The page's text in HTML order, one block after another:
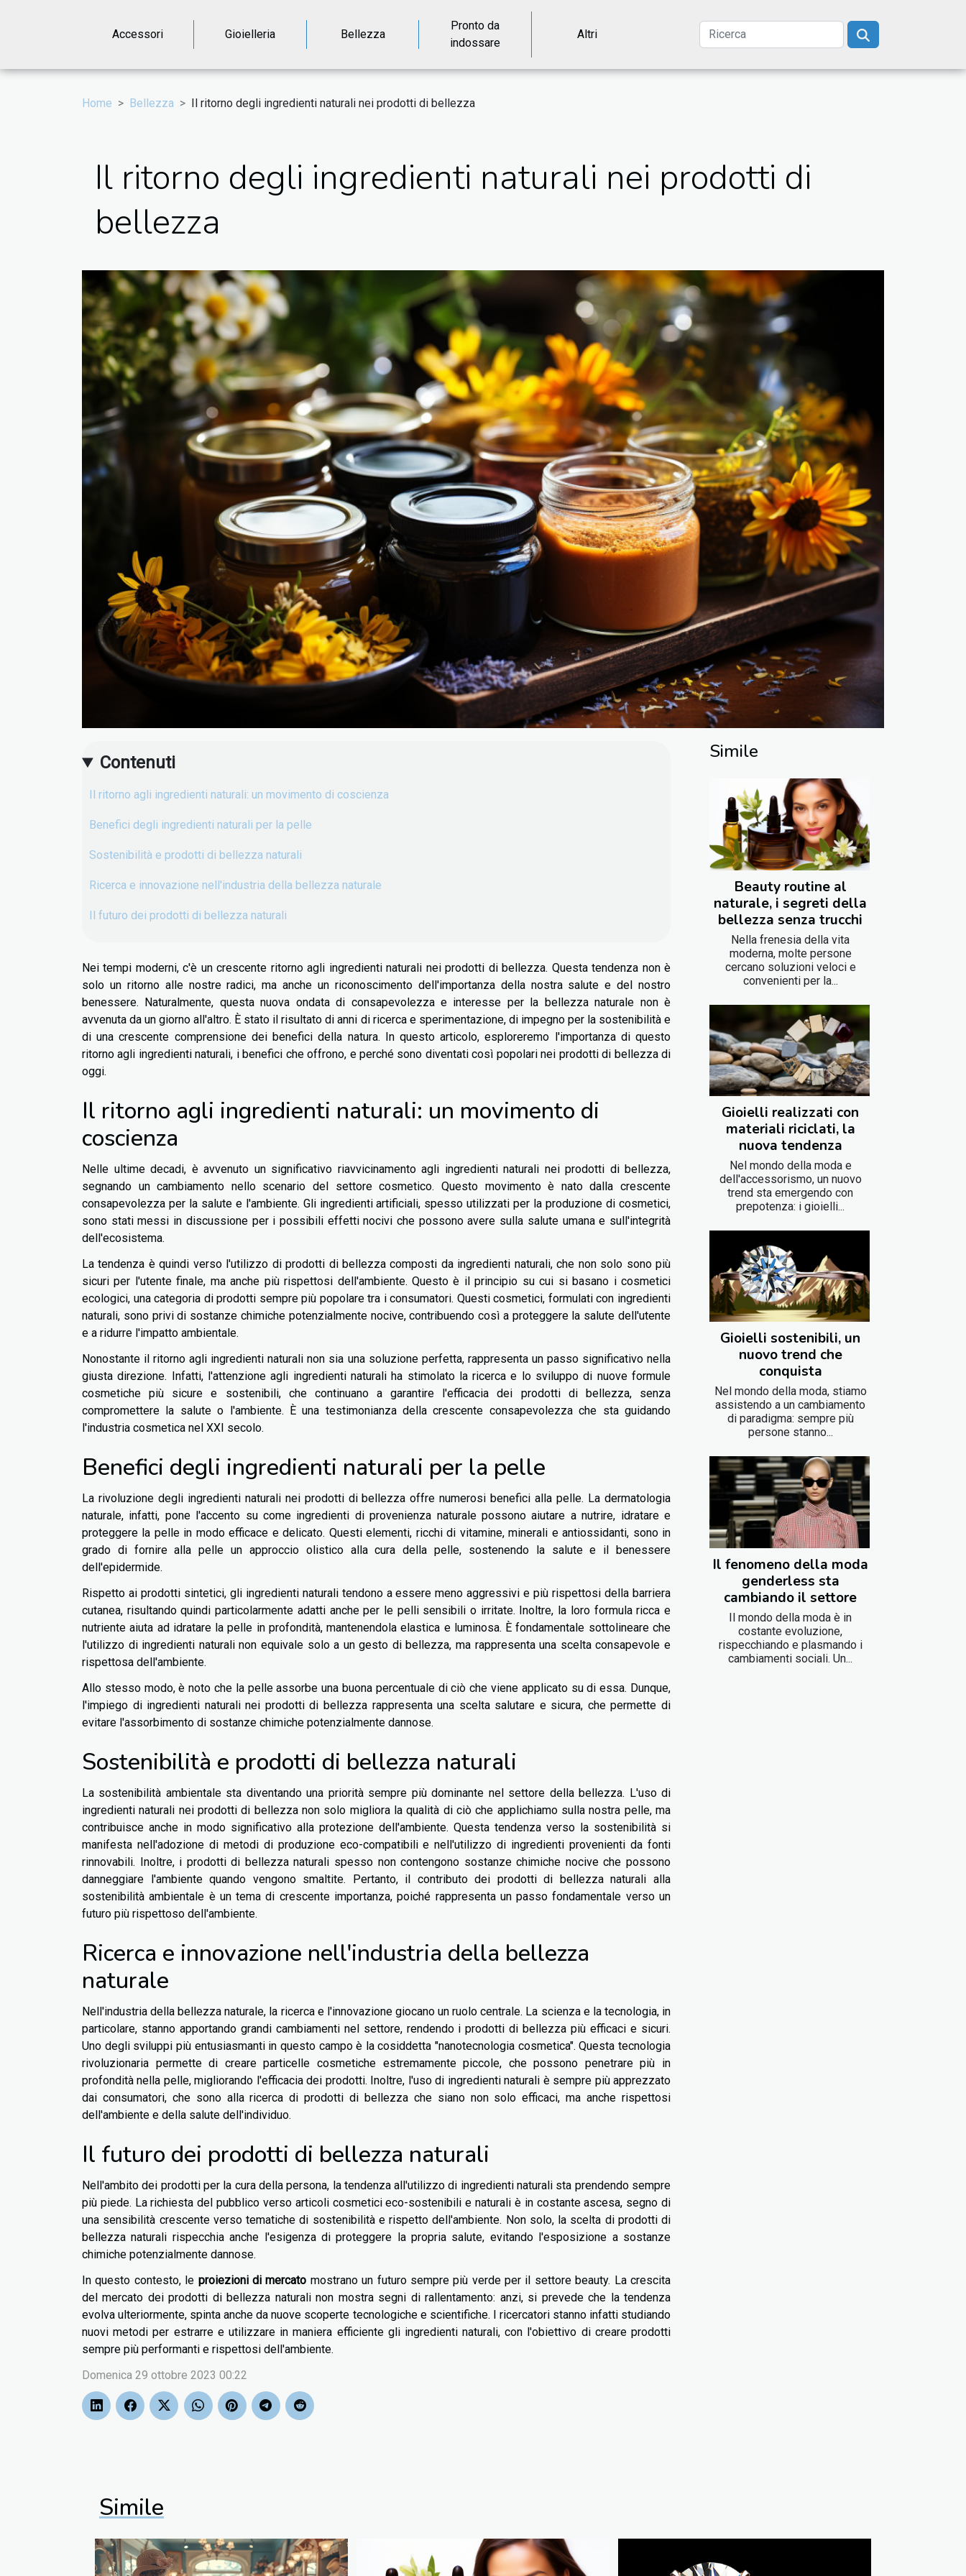
Accessori Gioielleria Bellezza
Pronto da
indossare
Altri
Home Bellezza Il ritorno degli ingredienti naturali nei prodotti di bellezza
Il ritorno degli ingredienti naturali nei prodotti di
bellezza
Contenuti
Il ritorno agli ingredienti naturali: un movimento di coscienza
Benefici degli ingredienti naturali per la pelle
Sostenibilità e prodotti di bellezza naturali
Ricerca e innovazione nell'industria della bellezza naturale
Il futuro dei prodotti di bellezza naturali
Nei tempi moderni, c'è un crescente ritorno agli ingredienti naturali nei prodotti di bellezza. Questa tendenza non è
solo un ritorno alle nostre radici, ma anche un riconoscimento dell'importanza della nostra salute e del nostro
benessere. Naturalmente, questa nuova ondata di consapevolezza e interesse per la bellezza naturale non è
avvenuta da un giorno all'altro. È stato il risultato di anni di ricerca e sperimentazione, di impegno per la sostenibilità e
di una crescente comprensione dei benefici della natura. In questo articolo, esploreremo l'importanza di questo
ritorno agli ingredienti naturali, i benefici che offrono, e perché sono diventati così popolari nei prodotti di bellezza di
oggi.
Il ritorno agli ingredienti naturali: un movimento di
coscienza
Nelle ultime decadi, è avvenuto un significativo riavvicinamento agli ingredienti naturali nei prodotti di bellezza,
segnando un cambiamento nello scenario del settore cosmetico. Questo movimento è nato dalla crescente
consapevolezza per la salute e l'ambiente. Gli ingredienti artificiali, spesso utilizzati per la produzione di cosmetici,
sono stati messi in discussione per i possibili effetti nocivi che possono avere sulla salute umana e sull'integrità
dell'ecosistema.
La tendenza è quindi verso l'utilizzo di prodotti di bellezza composti da ingredienti naturali, che non solo sono più
sicuri per l'utente finale, ma anche più rispettosi dell'ambiente. Questo è il principio su cui si basano i cosmetici
ecologici, una categoria di prodotti sempre più popolare tra i consumatori. Questi cosmetici, formulati con ingredienti
naturali, sono privi di sostanze chimiche potenzialmente nocive, contribuendo così a proteggere la salute dell'utente
e a ridurre l'impatto ambientale.
Nonostante il ritorno agli ingredienti naturali non sia una soluzione perfetta, rappresenta un passo significativo nella
giusta direzione. Infatti, l'attenzione agli ingredienti naturali ha stimolato la ricerca e lo sviluppo di nuove formule
cosmetiche più sicure e sostenibili, che continuano a garantire l'efficacia dei prodotti di bellezza, senza
compromettere la salute o l'ambiente. È una testimonianza della crescente consapevolezza che sta guidando
l'industria cosmetica nel XXI secolo.
Benefici degli ingredienti naturali per la pelle
La rivoluzione degli ingredienti naturali nei prodotti di bellezza offre numerosi benefici alla pelle. La dermatologia
naturale, infatti, pone l'accento su come ingredienti di provenienza naturale possono aiutare a nutrire, idratare e
proteggere la pelle in modo efficace e delicato. Questi elementi, ricchi di vitamine, minerali e antiossidanti, sono in
grado di fornire alla pelle un approccio olistico alla cura della pelle, sostenendo la salute e il benessere
dell'epidermide.
Rispetto ai prodotti sintetici, gli ingredienti naturali tendono a essere meno aggressivi e più rispettosi della barriera
cutanea, risultando quindi particolarmente adatti anche per le pelli sensibili o irritate. Inoltre, la loro formula ricca e
nutriente aiuta ad idratare la pelle in profondità, mantenendola elastica e luminosa. È fondamentale sottolineare che
l'utilizzo di ingredienti naturali non equivale solo a un gesto di bellezza, ma rappresenta una scelta consapevole e
rispettosa dell'ambiente.
Allo stesso modo, è noto che la pelle assorbe una buona percentuale di ciò che viene applicato su di essa. Dunque,
l'impiego di ingredienti naturali nei prodotti di bellezza rappresenta una scelta salutare e sicura, che permette di
evitare l'assorbimento di sostanze chimiche potenzialmente dannose.
Sostenibilità e prodotti di bellezza naturali
La sostenibilità ambientale sta diventando una priorità sempre più dominante nel settore della bellezza. L'uso di
ingredienti naturali nei prodotti di bellezza non solo migliora la qualità di ciò che applichiamo sulla nostra pelle, ma
contribuisce anche in modo significativo alla protezione dell'ambiente. Questa tendenza verso la sostenibilità si
manifesta nell'adozione di metodi di produzione eco-compatibili e nell'utilizzo di ingredienti provenienti da fonti
rinnovabili. Inoltre, i prodotti di bellezza naturali spesso non contengono sostanze chimiche nocive che possono
danneggiare l'ambiente quando vengono smaltite. Pertanto, il contributo dei prodotti di bellezza naturali alla
sostenibilità ambientale è un tema di crescente importanza, poiché rappresenta un passo fondamentale verso un
futuro più rispettoso dell'ambiente.
Ricerca e innovazione nell'industria della bellezza
naturale
Nell'industria della bellezza naturale, la ricerca e l'innovazione giocano un ruolo centrale. La scienza e la tecnologia, in
particolare, stanno apportando grandi cambiamenti nel settore, rendendo i prodotti di bellezza più efficaci e sicuri.
Uno degli sviluppi più entusiasmanti in questo campo è la cosiddetta "nanotecnologia cosmetica". Questa tecnologia
rivoluzionaria permette di creare particelle cosmetiche estremamente piccole, che possono penetrare più in
profondità nella pelle, migliorando l'efficacia dei prodotti. Inoltre, l'uso di ingredienti naturali è sempre più apprezzato
dai consumatori, che sono alla ricerca di prodotti di bellezza che siano non solo efficaci, ma anche rispettosi
dell'ambiente e della salute dell'individuo.
Il futuro dei prodotti di bellezza naturali
Nell'ambito dei prodotti per la cura della persona, la tendenza all'utilizzo di ingredienti naturali sta prendendo sempre
più piede. La richiesta del pubblico verso articoli cosmetici eco-sostenibili e naturali è in costante ascesa, segno di
una sensibilità crescente verso tematiche di sostenibilità e rispetto dell'ambiente. Non solo, la scelta di prodotti di
bellezza naturali rispecchia anche l'esigenza di proteggere la propria salute, evitando l'esposizione a sostanze
chimiche potenzialmente dannose.
In questo contesto, le proiezioni di mercato mostrano un futuro sempre più verde per il settore beauty. La crescita
del mercato dei prodotti di bellezza naturali non mostra segni di rallentamento: anzi, si prevede che la tendenza
evolva ulteriormente, spinta anche da nuove scoperte tecnologiche e scientifiche. I ricercatori stanno infatti studiando
nuovi metodi per estrarre e utilizzare in maniera efficiente gli ingredienti naturali, con l'obiettivo di creare prodotti
sempre più performanti e rispettosi dell'ambiente.
Domenica 29 ottobre 2023 00:22
Simile
Beauty routine al
naturale, i segreti della
bellezza senza trucchi
Nella frenesia della vita
moderna, molte persone
cercano soluzioni veloci e
convenienti per la...
Gioielli realizzati con
materiali riciclati, la
nuova tendenza
Nel mondo della moda e
dell'accessorismo, un nuovo
trend sta emergendo con
prepotenza: i gioielli...
Gioielli sostenibili, un
nuovo trend che
conquista
Nel mondo della moda, stiamo
assistendo a un cambiamento
di paradigma: sempre più
persone stanno...
Il fenomeno della moda
genderless sta
cambiando il settore
Il mondo della moda è in
costante evoluzione,
rispecchiando e plasmando i
cambiamenti sociali. Un...
Simile